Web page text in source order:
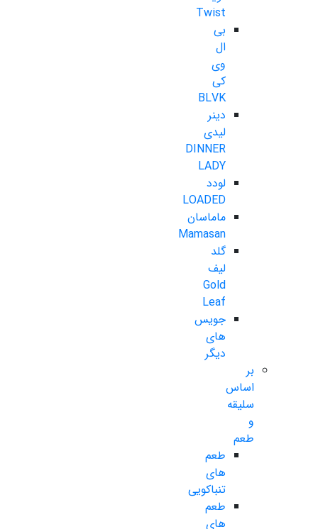
Twist
بی
ال
وی
کی
BLVK
دینر
لیدی
DINNER
LADY
لودد
LOADED
ماماسان
Mamasan
گلد
لیف
Gold
Leaf
جویس
های
دیگر
بر
اساس
سلیقه
و
طعم
طعم
های
تنباکویی
طعم
های